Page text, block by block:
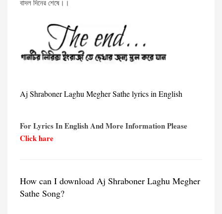
বাদল দিনের শেষে।।
Aj Shraboner Laghu Megher Sathe lyrics in English
For Lyrics In English And More Information Please
Click hare
How can I download Aj Shraboner Laghu Megher
Sathe Song?